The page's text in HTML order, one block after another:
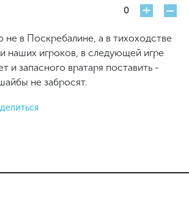
0
+ -
в Поскребалине, а в тихоходстве
наших игроков, в следующей игре
и запасного вратаря поставить -
не забросят.